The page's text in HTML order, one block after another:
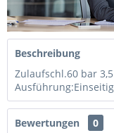
Beschreibung
Zulaufschl.60 bar
Bewertungen
0